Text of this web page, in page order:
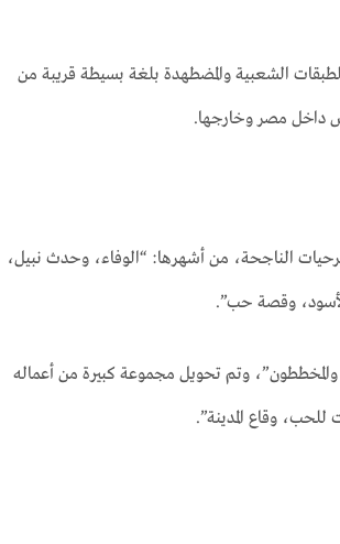
الشعبية والمضطهدة بلغة بسيطة قريبة من
داخل مصر وخارجها.
الناجحة، من أشهرها: “الوفاء، وحدث نبيل،
وقصة حب”.
وتم تحويل مجموعة كبيرة من أعماله
للحب، وقاع المدينة”.